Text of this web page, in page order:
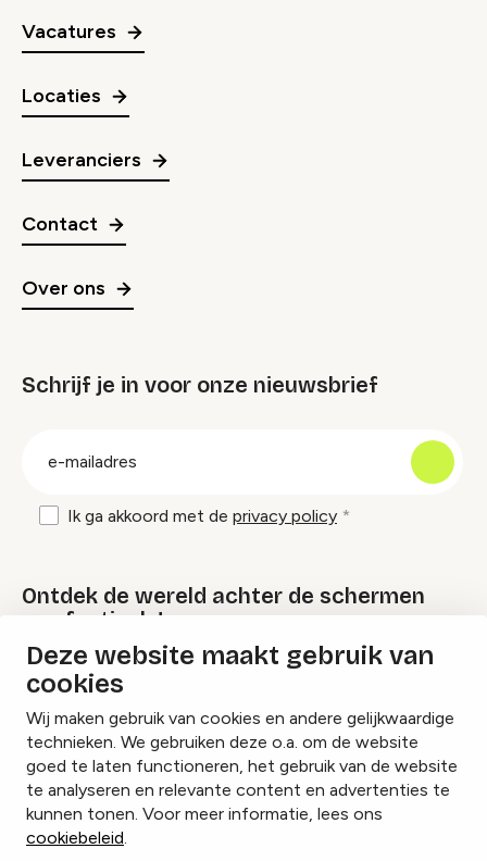
Deze website maakt gebruik van
cookies
Wij maken gebruik van cookies en andere gelijkwaardige
technieken. We gebruiken deze o.a. om de website
goed te laten functioneren, het gebruik van de website
te analyseren en relevante content en advertenties te
kunnen tonen. Voor meer informatie, lees ons
cookiebeleid.
Vacatures
Locaties
Leveranciers
Contact
Over ons
Schrijf je in voor onze nieuwsbrief
Ik ga akkoord met de privacy policy
Ontdek de wereld achter de schermen
van festivals!
Lees onze Festival Specials
InstagramFacebookLinkedIn